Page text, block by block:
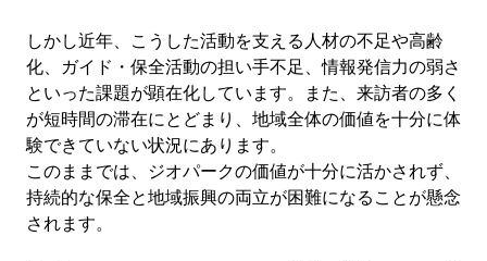
しかし近年、こうした活動を支える人材の不足や高齢
化、ガイド・保全活動の担い手不足、情報発信力の弱さ
といった課題が顕在化しています。また、来訪者の多く
が短時間の滞在にとどまり、地域全体の価値を十分に体
験できていない状況にあります。
このままでは、ジオパークの価値が十分に活かされず、
持続的な保全と地域振興の両立が困難になることが懸念
されます。